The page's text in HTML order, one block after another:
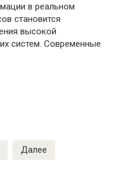
в реальном
становится
высокой
систем. Современные
Далее